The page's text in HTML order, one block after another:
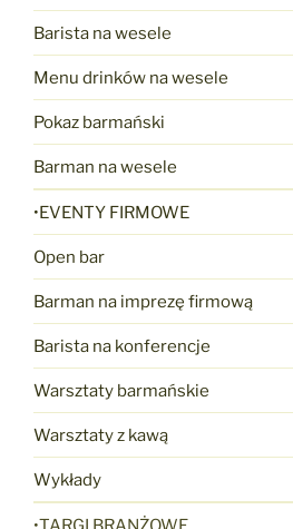
Barista na wesele
Menu drinków na wesele
Pokaz barmański
Barman na wesele
•EVENTY FIRMOWE
Open bar
Barman na imprezę firmową
Barista na konferencje
Warsztaty barmańskie
Warsztaty z kawą
Wykłady